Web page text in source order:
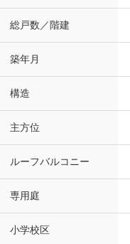
総戸数／階建
築年月
構造
主方位
ルーフバルコニー
専用庭
小学校区